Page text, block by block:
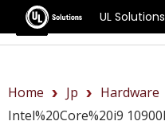
UL
ベンチマーク
Home Jp Hardware
Intel%20Core%20i9